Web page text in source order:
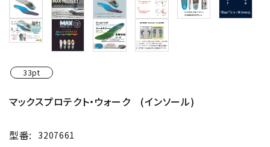
33pt
マックスプロテクト・ウォーク (インソール)
型番: 3207661